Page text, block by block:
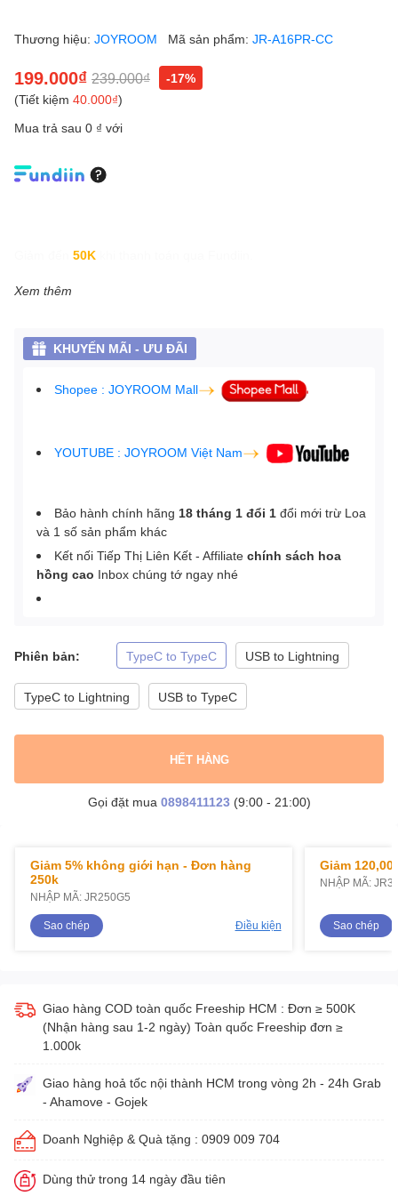
Thương hiệu: JOYROOM Mã sản phẩm: JR-A16PR-CC
199.000₫ 239.000₫
-17%
(Tiết kiệm 40.000₫)
Mua trả sau 0 ₫ với
50K
Xem thêm
KHUYẾN MÃI - ƯU ĐÃI
Shopee : JOYROOM Mall
YOUTUBE : JOYROOM Việt Nam
Bảo hành chính hãng 18 tháng 1 đổi 1 đổi mới trừ Loa
và 1 số sản phẩm khác
Kết nối Tiếp Thị Liên Kết - Affiliate chính sách hoa
hồng cao Inbox chúng tớ ngay nhé
Phiên bản: TypeC to TypeC USB to Lightning
TypeC to Lightning USB to TypeC
HẾT HÀNG
Gọi đặt mua 0898411123(9:00 - 21:00)
Giảm 5% không giới hạn - Đơn hàng
250k
NHẬP MÃ: JR250G5
Sao chép Điều kiện
Giảm
NHẬP MÃ:
Sao chép
Giao hàng COD toàn quốc Freeship HCM : Đơn ≥ 500K
(Nhận hàng sau 1-2 ngày) Toàn quốc Freeship đơn ≥
1.000k
Giao hàng hoả tốc nội thành HCM trong vòng 2h - 24h Grab
- Ahamove - Gojek
Doanh Nghiệp & Quà tặng : 0909 009 704
Dùng thử trong 14 ngày đầu tiên